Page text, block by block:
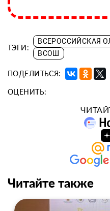
ТЭГИ:
ВСЕРОССИЙСКАЯ
ВСОШ
ПОДЕЛИТЬСЯ:
ОЦЕНИТЬ:
Читайте также